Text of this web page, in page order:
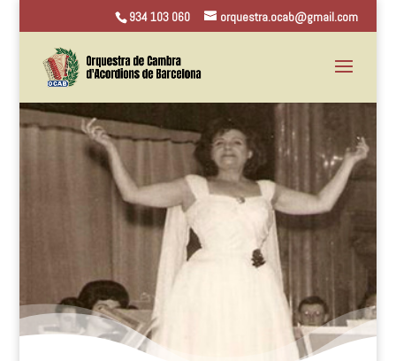
934 103 060 orquestra.ocab@gmail.com